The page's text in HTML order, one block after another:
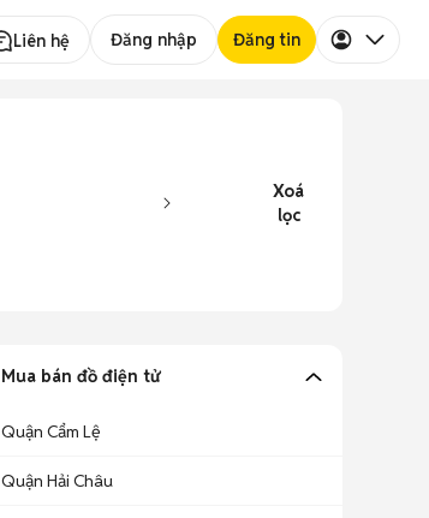
Liên hệ Đăng nhập Đăng tin
Xoá
lọc
Mua bán đồ điện tử
Quận Cẩm Lệ
Quận Hải Châu